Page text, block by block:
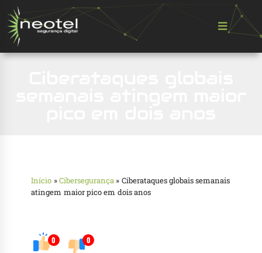
Início »Cibersegurança » Ciberataques globais semanais
atingem maior pico em dois anos
0 0